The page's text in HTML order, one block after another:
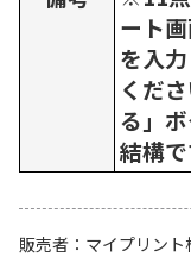
ート
を入
くだ
る」
結構で
販売者
マイプリント